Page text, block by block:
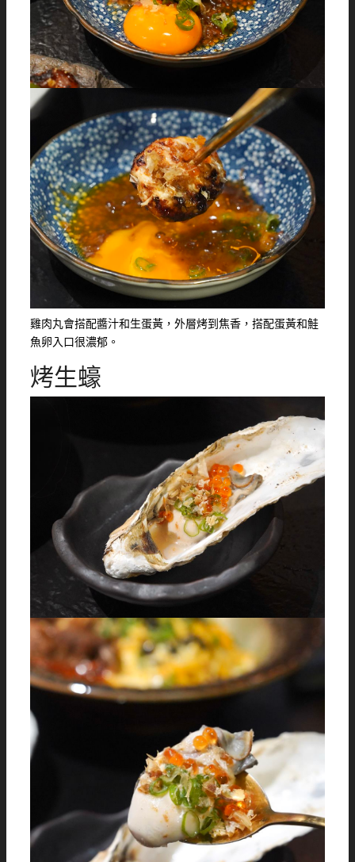
雞肉丸會搭配醬汁和生蛋黃，外層烤到焦香，搭配蛋黃和鮭
魚卵入口很濃郁。
烤生蠔